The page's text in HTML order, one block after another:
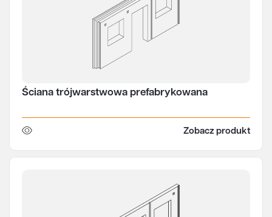
Ściana trójwarstwowa prefabrykowana
Zobacz produkt